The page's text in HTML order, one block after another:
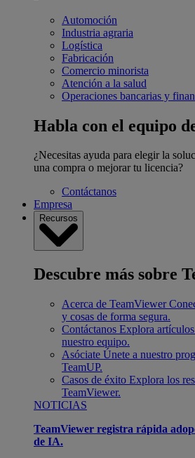
Automoción
Industria agraria
Logística
Fabricación
Comercio minorista
Atención a la salud
Operaciones bancarias y
Habla con el equipo
¿Necesitas ayuda para elegir la
una compra o mejorar tu licencia?
Contáctanos
Empresa
Recursos
Descubre más sobre
Acerca de TeamViewer
y cosas de forma segura.
Contáctanos Explora artículos
nuestro equipo.
Asóciate Únete a nuestro
TeamUP.
Casos de éxito Explora los
TeamViewer.
NOTICIAS
TeamViewer registra rápida
de IA.